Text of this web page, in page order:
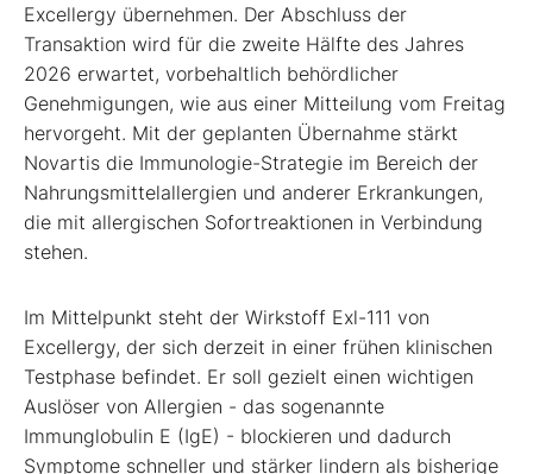
Excellergy übernehmen. Der Abschluss der
Transaktion wird für die zweite Hälfte des Jahres
2026 erwartet, vorbehaltlich behördlicher
Genehmigungen, wie aus einer Mitteilung vom Freitag
hervorgeht. Mit der geplanten Übernahme stärkt
Novartis die Immunologie-Strategie im Bereich der
Nahrungsmittelallergien und anderer Erkrankungen,
die mit allergischen Sofortreaktionen in Verbindung
stehen.
Im Mittelpunkt steht der Wirkstoff Exl-111 von
Excellergy, der sich derzeit in einer frühen klinischen
Testphase befindet. Er soll gezielt einen wichtigen
Auslöser von Allergien - das sogenannte
Immunglobulin E (IgE) - blockieren und dadurch
Symptome schneller und stärker lindern als bisherige